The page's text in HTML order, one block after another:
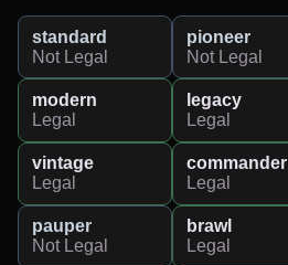
standard
Not Legal
pioneer
Not Legal
modern
Legal
legacy
Legal
vintage
Legal
commander
Legal
pauper
Not Legal
brawl
Legal